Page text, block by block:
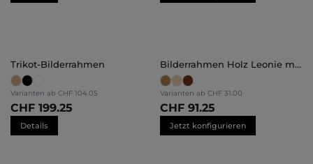
Trikot-Bilderrahmen
Varianten ab CHF 104.05
CHF 199.25
Details
Bilderrahmen Holz Leonie mit
Abstandsleiste
Varianten ab CHF 31.00
CHF 91.25
Jetzt konfigurieren